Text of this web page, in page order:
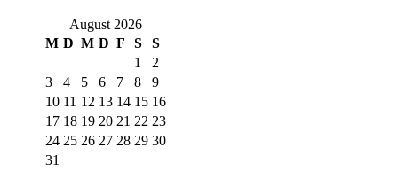
August 2026
M D M D F S S
1
2
3
4 5 6 7 8
9
10 11 12 13 14 15 16
17 18 19 20 21 22 23
24 25 26 27 28 29 30
31